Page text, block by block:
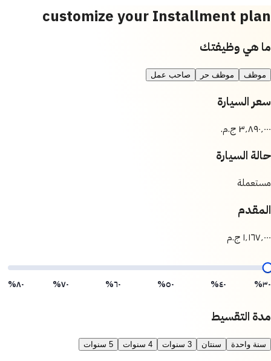
customize your Installment plan
ما هي وظيفتك
موظف موظف حر صاحب عمل
سعر السيارة
حالة السيارة
مستعملة
المقدم
١٬١٦٧٬٠٠٠ ج.م
٣٠% ٤٠% ٥٠% ٦٠% ٧٠% ٨٠%
مدة التقسيط
سنة واحدة سنتان 3 سنوات 4 سنوات 5 سنوات